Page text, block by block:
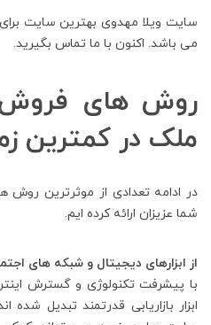
سایت ویلا مهدوی بهترین سایت
می باشد. اکنون با ما تماس بگیرید.
روش های
ملک در کمترین
در ادامه تعدادی از موثرترین
شما عزیزان ارائه کرده ایم.
از ابزارهای دیجیتال و شبکه های
با پیشرفت تکنولوژی و گسترش
ابزار بازاریابی قدرتمند تبدیل شده